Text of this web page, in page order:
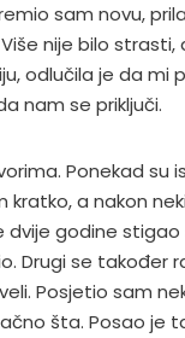
sam novu,
nije bilo strasti,
odlučila je da mi
nam se priključi.
Ponekad su
a nakon
godine stigao
Drugi se također
Posjetio sam
šta. Posao je